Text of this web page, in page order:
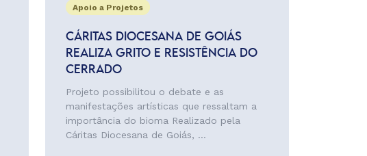
Apoio a Projetos
CÁRITAS DIOCESANA DE GOIÁS
REALIZA GRITO E RESISTÊNCIA DO
CERRADO
Projeto possibilitou o debate e as
manifestações artísticas que ressaltam a
importância do bioma Realizado pela
Cáritas Diocesana de Goiás, ...